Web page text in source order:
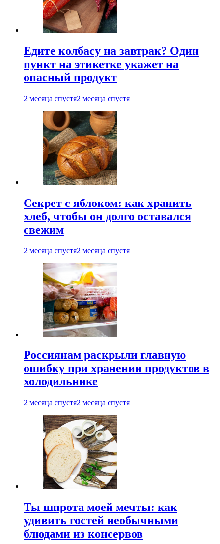
Едите колбасу на завтрак? Один
пункт на этикетке укажет на
опасный продукт
2 месяца спустя2 месяца спустя
Секрет с яблоком: как хранить
хлеб, чтобы он долго оставался
свежим
2 месяца спустя2 месяца спустя
Россиянам раскрыли главную
ошибку при хранении продуктов в
холодильнике
2 месяца спустя2 месяца спустя
Ты шпрота моей мечты: как
удивить гостей необычными
блюдами из консервов